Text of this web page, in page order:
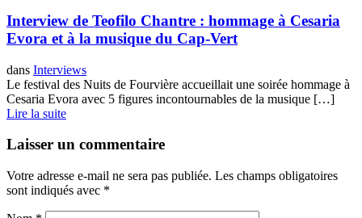
Interview de Teofilo Chantre : hommage à Cesaria
Evora et à la musique du Cap-Vert
dans Interviews
Le festival des Nuits de Fourvière accueillait une soirée hommage à
Cesaria Evora avec 5 figures incontournables de la musique […]
Lire la suite
Laisser un commentaire
Votre adresse e-mail ne sera pas publiée. Les champs obligatoires
sont indiqués avec *